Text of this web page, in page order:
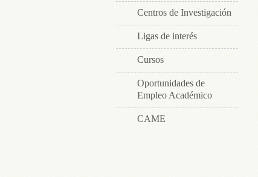
Centros de Investigación
Ligas de interés
Cursos
Oportunidades de
Empleo Académico
CAME